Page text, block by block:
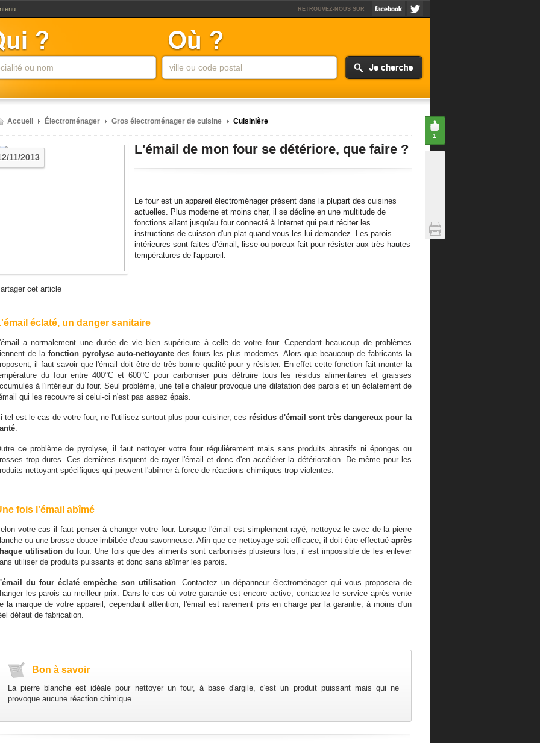
RETROUVEZ-NOUS SUR
1
Accueil Électroménager Gros électroménager de cuisine Cuisinière
11/2013
L'émail de mon four se détériore, que faire ?
Le four est un appareil électroménager présent dans la plupart des cuisines
actuelles. Plus moderne et moins cher, il se décline en une multitude de
fonctions allant jusqu'au four connecté à Internet qui peut réciter les
instructions de cuisson d'un plat quand vous les lui demandez. Les parois
intérieures sont faites d’émail, lisse ou poreux fait pour résister aux très hautes
températures de l'appareil.
cet article
éclaté, un danger sanitaire
a normalement une durée de vie bien supérieure à celle de votre four. Cependant beaucoup de problèmes
de la fonction pyrolyse auto-nettoyantedes fours les plus modernes. Alors que beaucoup de fabricants la
il faut savoir que l'émail doit être de très bonne qualité pour y résister. En effet cette fonction fait monter la
du four entre 400°C et 600°C pour carboniser puis détruire tous les résidus alimentaires et graisses
à l'intérieur du four. Seul problème, une telle chaleur provoque une dilatation des parois et un éclatement de
qui les recouvre si celui-ci n'est pas assez épais.
tel est le cas de votre four, ne l'utilisez surtout plus pour cuisiner, ces résidus d'émail sont très dangereux pour la
.
ce problème de pyrolyse, il faut nettoyer votre four régulièrement mais sans produits abrasifs ni éponges ou
trop dures. Ces dernières risquent de rayer l'émail et donc d'en accélérer la détérioration. De même pour les
nettoyant spécifiques qui peuvent l'abîmer à force de réactions chimiques trop violentes.
fois l'émail abîmé
votre cas il faut penser à changer votre four. Lorsque l'émail est simplement rayé, nettoyez-le avec de la pierre
ou une brosse douce imbibée d'eau savonneuse. Afin que ce nettoyage soit efficace, il doit être effectué après
utilisationdu four. Une fois que des aliments sont carbonisés plusieurs fois, il est impossible de les enlever
utiliser de produits puissants et donc sans abîmer les parois.
du four éclaté empêche son utilisation. Contactez un dépanneur électroménager qui vous proposera de
les parois au meilleur prix. Dans le cas où votre garantie est encore active, contactez le service après-vente
la marque de votre appareil, cependant attention, l'émail est rarement pris en charge par la garantie, à moins d'un
défaut de fabrication.
Bon à savoir
La pierre blanche est idéale pour nettoyer un four, à base d'argile, c'est un produit puissant mais qui ne
provoque aucune réaction chimique.